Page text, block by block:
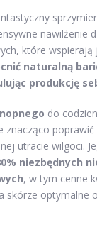
nawilżenie
które
naturalną
produkcję
do
znacząco
utracie wilgoci.
niezbędnych
, w tym cenne
skórze optymalne